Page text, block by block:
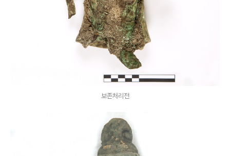
보존처리전